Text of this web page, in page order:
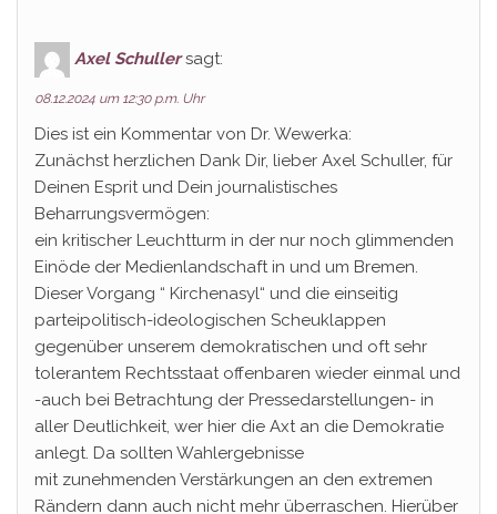
Axel Schuller sagt:
08.12.2024 um 12:30 p.m. Uhr
Dies ist ein Kommentar von Dr. Wewerka:
Zunächst herzlichen Dank Dir, lieber Axel Schuller, für
Deinen Esprit und Dein journalistisches
Beharrungsvermögen:
ein kritischer Leuchtturm in der nur noch glimmenden
Einöde der Medienlandschaft in und um Bremen.
Dieser Vorgang “ Kirchenasyl“ und die einseitig
parteipolitisch-ideologischen Scheuklappen
gegenüber unserem demokratischen und oft sehr
tolerantem Rechtsstaat offenbaren wieder einmal und
-auch bei Betrachtung der Pressedarstellungen- in
aller Deutlichkeit, wer hier die Axt an die Demokratie
anlegt. Da sollten Wahlergebnisse
mit zunehmenden Verstärkungen an den extremen
Rändern dann auch nicht mehr überraschen. Hierüber